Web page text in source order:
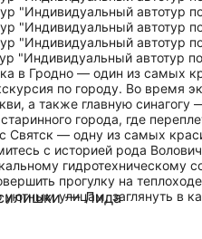
в Гродно — один из самых
по городу. Во время
а также главную
города, где
Святск — одну из самых
с историей рода
прогулку на
улицам, заглянуть в
— Лида